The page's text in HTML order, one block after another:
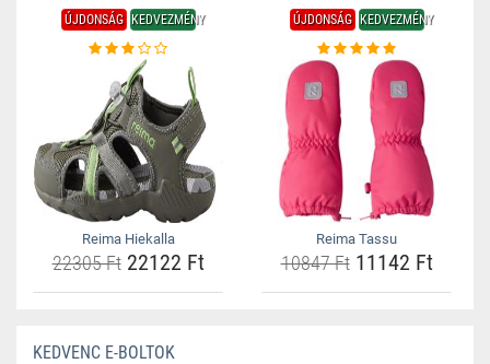
ÚJDONSÁG KEDVEZMÉNY
Reima Hiekalla
22305 Ft22122 Ft
ÚJDONSÁG KEDVEZMÉNY
Reima Tassu
10847 Ft11142 Ft
KEDVENC E-BOLTOK